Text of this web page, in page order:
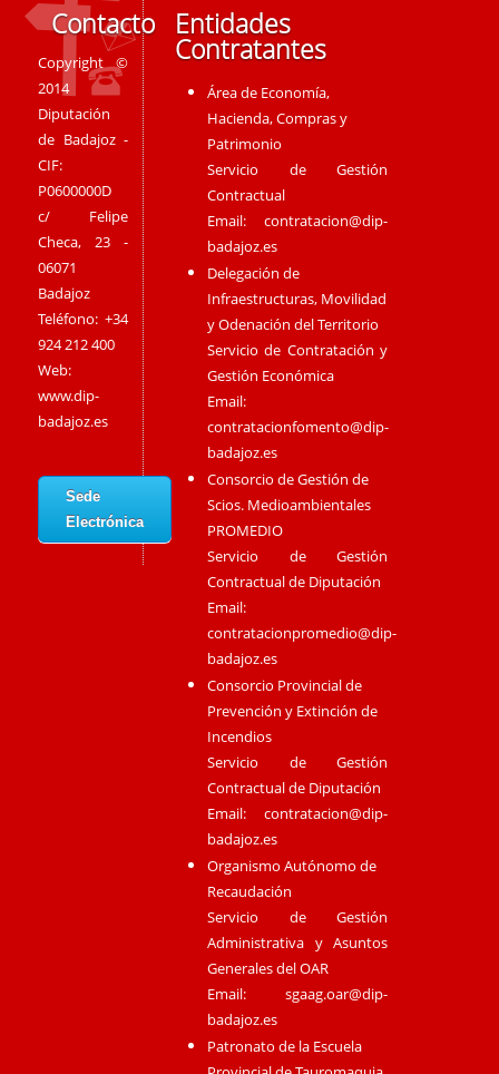
Contacto
Copyright ©
2014
Diputación
de Badajoz -
CIF:
P0600000D
c/ Felipe
Checa, 23 -
06071
Badajoz
Teléfono: +34
924 212 400
Web:
www.dip-
badajoz.es
Sede
Electrónica
Entidades
Contratantes
Área de Economía,
Hacienda, Compras y
Patrimonio
Servicio de Gestión
Contractual
Email:contratacion@dip-
badajoz.es
Delegación de
Infraestructuras, Movilidad
y Odenación del Territorio
Servicio de Contratación y
Gestión Económica
Email:
contratacionfomento@dip-
badajoz.es
Consorcio de Gestión de
Scios. Medioambientales
PROMEDIO
Servicio de Gestión
Contractual de Diputación
Email:
contratacionpromedio@dip-
badajoz.es
Consorcio Provincial de
Prevención y Extinción de
Incendios
Servicio de Gestión
Contractual de Diputación
Email:contratacion@dip-
badajoz.es
Organismo Autónomo de
Recaudación
Servicio de Gestión
Administrativa y Asuntos
Generales del OAR
Email:sgaag.oar@dip-
badajoz.es
Patronato de la Escuela